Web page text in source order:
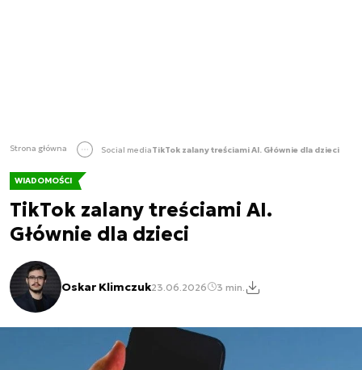
Strona główna Social mediaTikTok zalany treściami AI. Głównie dla dzieci
WIADOMOŚCI
TikTok zalany treściami AI.
Głównie dla dzieci
Oskar Klimczuk23.06.2026 3 min.